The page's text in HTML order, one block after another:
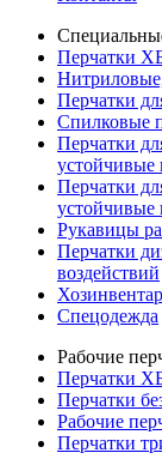
Перчатки
Перчатки
Cпилковые
Перчатки
устойчивые
Перчатки
устойчивые
Рукавицы
Перчатки
воздействий
Спецодежда
Рабочие
Перчатки
Перчатки
Рабочие
Перчатки